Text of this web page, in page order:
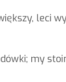
leci
my